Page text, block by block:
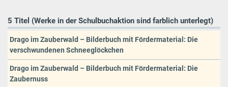
5 Titel (Werke in der Schulbuchaktion sind farblich unterlegt)
Drago im Zauberwald – Bilderbuch mit Fördermaterial: Die
verschwundenen Schneeglöckchen
Drago im Zauberwald – Bilderbuch mit Fördermaterial: Die
Zaubernuss